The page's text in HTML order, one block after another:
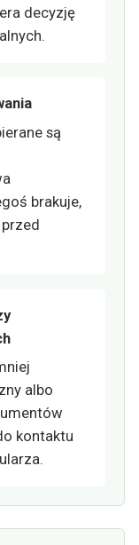
decyzję
są
brakuje,
albo
kontaktu